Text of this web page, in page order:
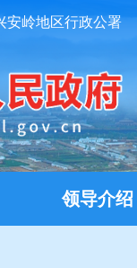
安岭地区行政公署
领导介绍